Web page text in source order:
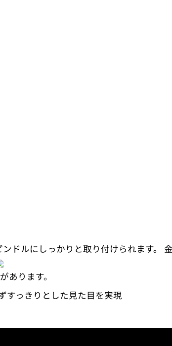
ドルにしっかりと取り付けられます。
あります。
すっきりとした見た目を実現